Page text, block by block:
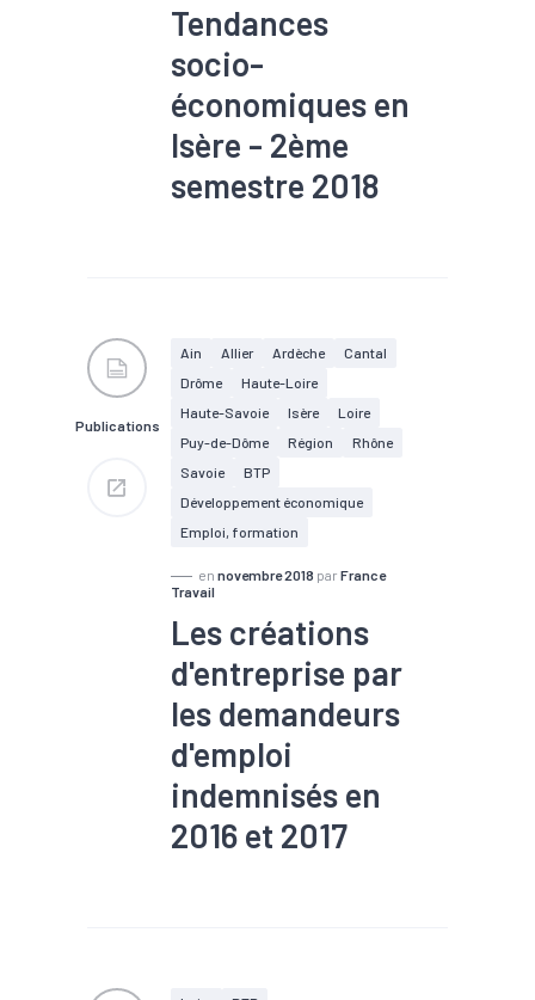
Tendances
socio-
économiques en
Isère - 2ème
semestre 2018
économique
#Tourisme
Publications
Ain Allier Ardèche
Cantal
Drôme
Haute-Loire
Haute-Savoie
Isère
Loire
Puy-de-Dôme
Région
Rhône
Savoie
BTP
Développement économique
Emploi, formation
en novembre 2018 par France
Travail
Les créations
d'entreprise par
les demandeurs
d'emploi
indemnisés en
2016 et 2017